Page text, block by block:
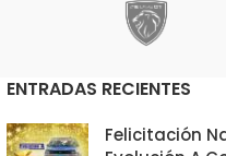
ENTRADAS RECIENTES
Felicitación